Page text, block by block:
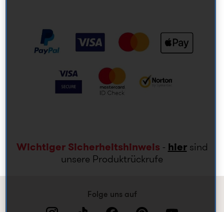
Wichtiger Sicherheitshinweis - hiersind
unsere Produktrückrufe
Folge uns auf